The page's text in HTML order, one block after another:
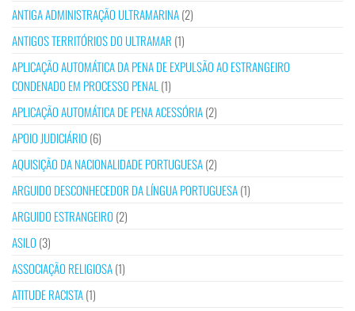
ANTIGA ADMINISTRAÇÃO ULTRAMARINA(2)
ANTIGOS TERRITÓRIOS DO ULTRAMAR (1)
APLICAÇÃO AUTOMÁTICA DA PENA DE EXPULSÃO AO ESTRANGEIRO
CONDENADO EM PROCESSO PENAL (1)
APLICAÇÃO AUTOMÁTICA DE PENA ACESSÓRIA(2)
APOIO JUDICIÁRIO (6)
AQUISIÇÃO DA NACIONALIDADE PORTUGUESA(2)
ARGUIDO DESCONHECEDOR DA LÍNGUA PORTUGUESA(1)
ARGUIDO ESTRANGEIRO (2)
ASILO (3)
ASSOCIAÇÃO RELIGIOSA(1)
ATITUDE RACISTA(1)